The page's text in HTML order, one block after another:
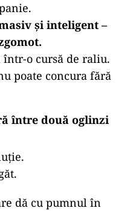
și inteligent –
într-o cursă de raliu.
poate concura fără
între două oglinzi
dă cu pumnul în